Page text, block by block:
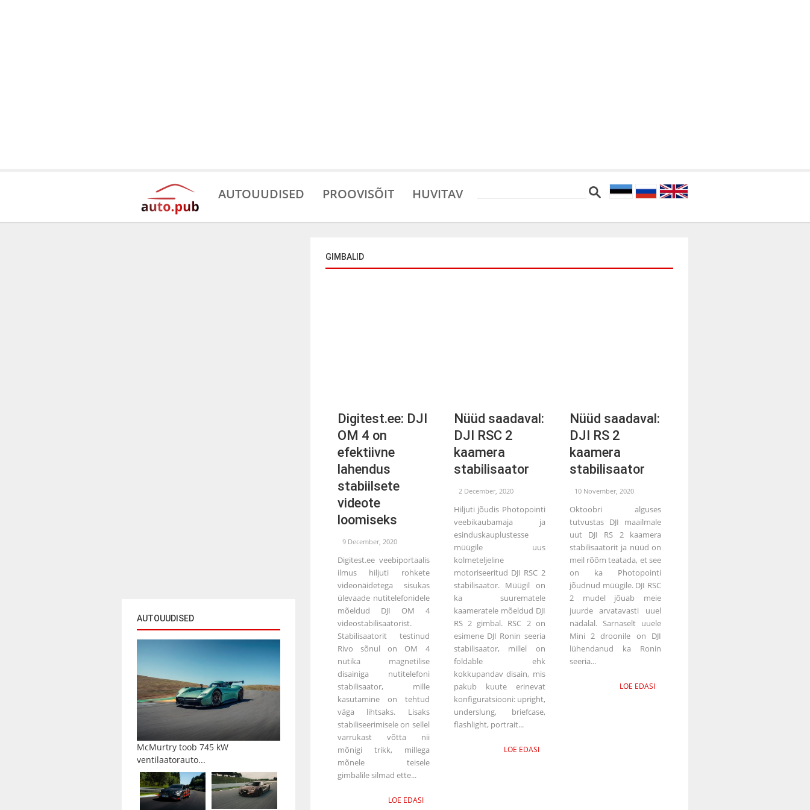
AUTOUUDISED PROOVISÕIT HUVITAV
AUTOUUDISED
McMurtry toob 745 kW
ventilaatorauto...
GIMBALID
Digitest.ee: DJI
OM 4 on
efektiivne
lahendus
stabiilsete
videote
loomiseks
9 December, 2020
Digitest.ee veebiportaalis
ilmus hiljuti rohkete
videonäidetega sisukas
ülevaade nutitelefonidele
mõeldud DJI OM 4
videostabilisaatorist.
Stabilisaatorit testinud
Rivo sõnul on OM 4
nutika magnetilise
disainiga nutitelefoni
stabilisaator, mille
kasutamine on tehtud
väga lihtsaks. Lisaks
stabiliseerimisele on sellel
varrukast võtta nii
mõnigi trikk, millega
mõnele teisele
gimbalile silmad ette...
LOE EDASI
Nüüd saadaval:
DJI RSC 2
kaamera
stabilisaator
2 December, 2020
Hiljuti jõudis Photopointi
veebikaubamaja ja
esinduskauplustesse
müügile uus
kolmeteljeline
motoriseeritud DJI RSC 2
stabilisaator. Müügil on
ka suurematele
kaameratele mõeldud DJI
RS 2 gimbal. RSC 2 on
esimene DJI Ronin seeria
stabilisaator, millel on
foldable ehk
kokkupandav disain, mis
pakub kuute erinevat
konfiguratsiooni: upright,
underslung, briefcase,
flashlight, portrait...
LOE EDASI
Nüüd saadaval:
DJI RS 2
kaamera
stabilisaator
10 November, 2020
Oktoobri alguses
tutvustas DJI maailmale
uut DJI RS 2 kaamera
stabilisaatorit ja nüüd on
meil rõõm teatada, et see
on ka Photopointi
jõudnud müügile. DJI RSC
2 mudel jõuab meie
juurde arvatavasti uuel
nädalal. Sarnaselt uuele
Mini 2 droonile on DJI
lühendanud ka Ronin
seeria...
LOE EDASI